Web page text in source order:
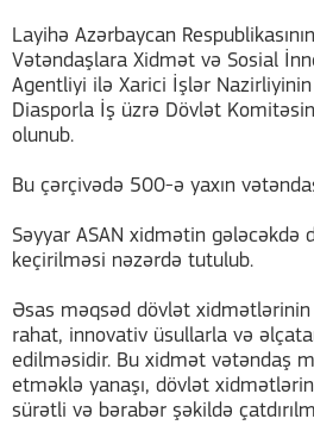
Layihə Azərbaycan
Vətəndaşlara Xidmət və Sosial
Agentliyi ilə Xarici İşlər Nazirliyinin
Diasporla İş üzrə Dövlət
olunub.
Bu çərçivədə 500-ə yaxın
Səyyar ASAN xidmətin gələcəkdə
keçirilməsi nəzərdə tutulub.
Əsas məqsəd dövlət
rahat, innovativ üsullarla və
edilməsidir. Bu xidmət vətəndaş
etməklə yanaşı, dövlət
sürətli və bərabər şəkildə